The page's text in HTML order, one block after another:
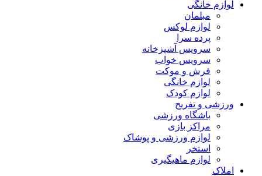
لوازم خانگی
مبلمان
لوازم لوکس
پرده سرا
سرویس آشپزخانه
سرویس خواب
فرش و موکت
لوازم خانگی
لوازم کودک
ورزشی و تفریح
باشگاه ورزشی
مراکز بازی
لوازم ورزشی و پوشاک
استخر
لوازم ماهیگیری
املاک